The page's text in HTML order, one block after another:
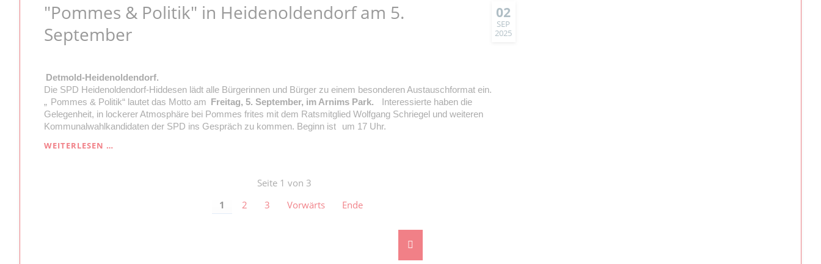
„ROTEN
GRILL“
IN
HIDDESEN
02
SEP
2025
"Pommes & Politik" in Heidenoldendorf am 5.
September
Detmold-Heidenoldendorf.
Die SPD Heidenoldendorf-Hiddesen lädt alle Bürgerinnen und Bürger zu einem besonderen Austauschformat ein.
„ Pommes & Politik“ lautet das Motto am Freitag, 5. September, im Arnims Park.
Interessierte haben die
Gelegenheit, in lockerer Atmosphäre bei Pommes frites mit dem Ratsmitglied Wolfgang Schriegel und weiteren
Kommunalwahlkandidaten der SPD ins Gespräch zu kommen. Beginn ist
um 17 Uhr.
WEITERLESEN …
Seite 1 von 3
1
2 3 Vorwärts Ende